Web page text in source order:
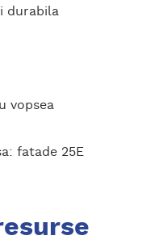
durabila
vopsea
fatade 25E